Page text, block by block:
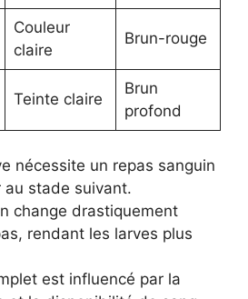
Couleur
claire
Brun-rouge
Teinte claire
Brun
profond
nécessite un repas sanguin
au stade suivant.
change drastiquement
rendant les larves plus
est influencé par la